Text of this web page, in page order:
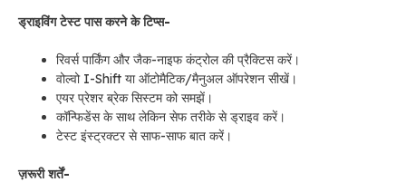
ड्राइविंग टेस्ट पास करने के टिप्स-
रिवर्स पार्किंग और जैक-नाइफ कंट्रोल की प्रैक्टिस करें।
वोल्वो I-Shift या ऑटोमैटिक/मैनुअल ऑपरेशन सीखें।
एयर प्रेशर ब्रेक सिस्टम को समझें।
कॉन्फिडेंस के साथ लेकिन सेफ तरीके से ड्राइव करें।
टेस्ट इंस्ट्रक्टर से साफ-साफ बात करें।
ज़रूरी शर्तें-